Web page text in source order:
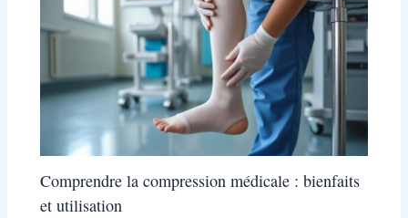
Comprendre la compression médicale : bienfaits
et utilisation